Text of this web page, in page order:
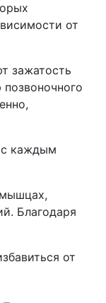
от
зажатость
с каждым
Благодаря
от